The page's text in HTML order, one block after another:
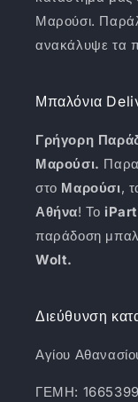
Μαρούσι.
ανακάλυψε τα
Μπαλόνια
Γρήγορη
Μαρούσι.
στο Μαρούσι,
Αθήνα! Το
παράδοση
Wolt.
Διεύθυνση
Αγίου
ΓΕΜΗ: